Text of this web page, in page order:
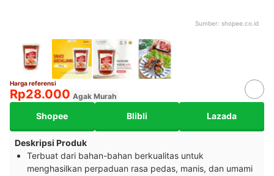
Sumber: shopee.co.id
Harga referensi
Rp28.000 Agak Murah
Shopee Blibli Lazada
Deskripsi Produk
Terbuat dari bahan-bahan berkualitas untuk
menghasilkan perpaduan rasa pedas, manis, dan umami